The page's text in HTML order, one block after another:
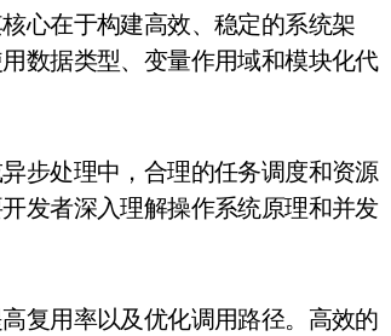
数据类型、变量作用域和模块化代
步处理中，合理的任务调度和资源
发者深入理解操作系统原理和并发
复用率以及优化调用路径。高效的